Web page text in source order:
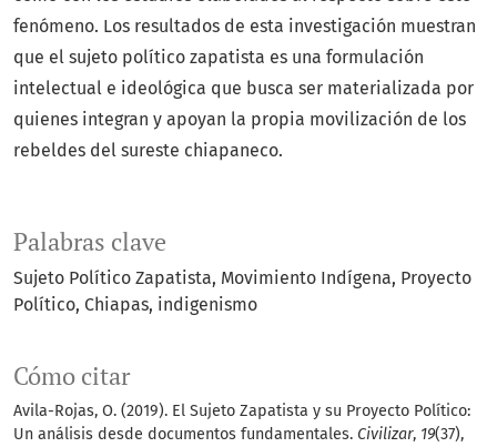
Palabras clave
Sujeto Político Zapatista Movimiento Indígena Proyecto
Político Chiapas indigenismo
Cómo citar
Avila-Rojas, O. (2019). El Sujeto Zapatista y su Proyecto Político:
Un análisis desde documentos fundamentales. Civilizar, 19(37),
fenómeno. Los resultados de esta investigación muestran
que el sujeto político zapatista es una formulación
intelectual e ideológica que busca ser materializada por
quienes integran y apoyan la propia movilización de los
rebeldes del sureste chiapaneco.